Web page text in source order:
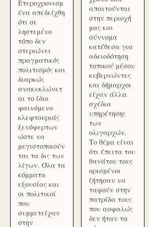
Ετεροχρονισμ
ένα απεδείχθη
ότι σε
ληστεμένο
τόπο δεν
στεριώνει
πραγματικός
πολιτισμός και
διαρκώς
ανακυκλώνετ
αι το ίδιο
φαινόμενο
κλεφτουριάς
ξενόφερτων
ώστε να
μεγιστοποιούν
ται τα δις των
λίγων. Όλα τα
κόμματα
εξουσίας και
οι πολιτικοί
που
συμμετείχαν
στην
απαιτούνται
στην περιοχή
μας και
σύννομα
κατέθεσα για
αδειοδότηση
τοπικού μέσου
κυβερνώντες
και δήμαρχοι
είχαν άλλα
σχέδια
υπηρέτησης
των
ολιγαρχών.
Το θέμα είναι
ότι έπειτα του
θανάτου τους
ορισμένοι
ζήτησαν να
ταφούν στην
πατρίδα τους
που ασφαλώς
δεν ήταν τα